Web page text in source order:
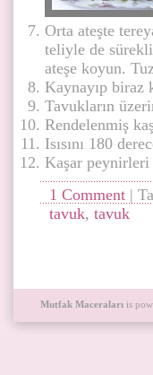
Orta ateşte
teliyle de sürekli
ateşe koyun.
Kaynayıp biraz
Tavukların
Rendelenmiş
Isısını 180
Kaşar peynirleri
1 Comment |
tavuk, tavuk
Mutfak Maceraları is